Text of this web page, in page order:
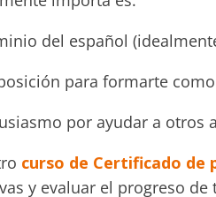
del español
para formarte
por ayudar a otros
curso de Certificado de
y evaluar el progreso de